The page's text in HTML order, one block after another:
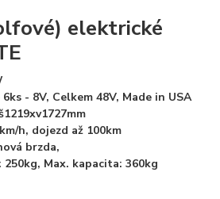
elektrické
- 8V, Celkem 48V, Made in USA
h, dojezd až 100km
brzda,
Max. kapacita: 360kg